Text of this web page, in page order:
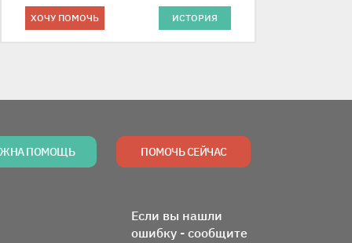
ХОЧУ ПОМОЧЬ ИСТОРИЯ
ПОМОЩЬ ПОМОЧЬ СЕЙЧАС
Если вы нашли
ошибку - сообщите